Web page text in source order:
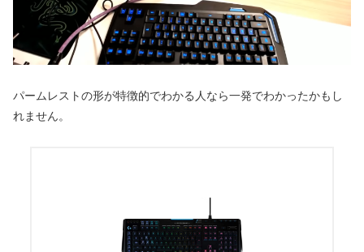
パームレストの形が特徴的でわかる人なら一発でわかったかもし
れません。